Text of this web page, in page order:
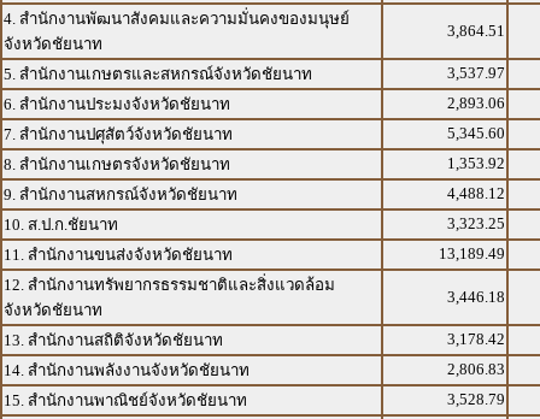
4. สำนักงานพัฒนาสังคมและความมั่นคงของมนุษย์
จังหวัดชัยนาท
3,864.51
5. สำนักงานเกษตรและสหกรณ์จังหวัดชัยนาท
3,537.97
6. สำนักงานประมงจังหวัดชัยนาท
2,893.06
7. สำนักงานปศุสัตว์จังหวัดชัยนาท
5,345.60
8. สำนักงานเกษตรจังหวัดชัยนาท
1,353.92
9. สำนักงานสหกรณ์จังหวัดชัยนาท
4,488.12
10. ส.ป.ก.ชัยนาท
3,323.25
11. สำนักงานขนส่งจังหวัดชัยนาท
13,189.49
12. สำนักงานทรัพยากรธรรมชาติและสิ่งแวดล้อม
จังหวัดชัยนาท
3,446.18
13. สำนักงานสถิติจังหวัดชัยนาท
3,178.42
14. สำนักงานพลังงานจังหวัดชัยนาท
2,806.83
15. สำนักงานพาณิชย์จังหวัดชัยนาท
3,528.79